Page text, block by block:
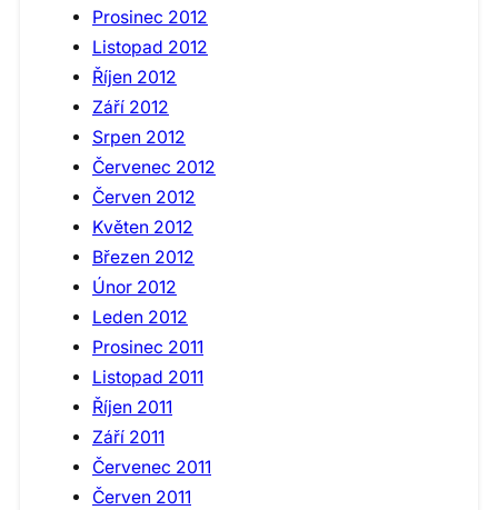
Prosinec 2012
Listopad 2012
Říjen 2012
Září 2012
Srpen 2012
Červenec 2012
Červen 2012
Květen 2012
Březen 2012
Únor 2012
Leden 2012
Prosinec 2011
Listopad 2011
Říjen 2011
Září 2011
Červenec 2011
Červen 2011